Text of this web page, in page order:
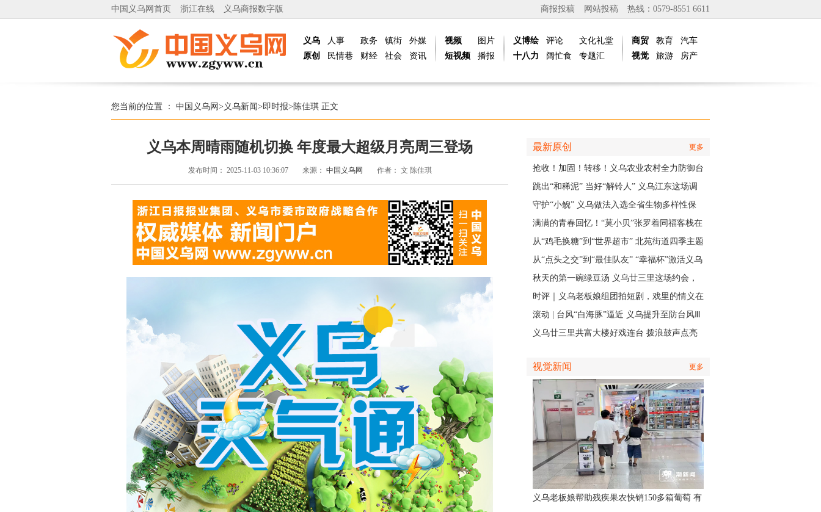
中国义乌网首页 浙江在线 义乌商报数字版 热线：0579-8551 6611
网站投稿
商报投稿
义乌
原创
人事
民情巷
政务
财经
镇街
社会
外媒
资讯
视频
短视频
图片
播报
义博绘
十八力
评论
阔忙食
文化礼堂
专题汇
商贸
视觉
教育
旅游
汽车
房产
您当前的位置 ： 中国义乌网 > 义乌新闻>即时报> 陈佳琪 正文
义乌本周晴雨随机切换 年度最大超级月亮周三登场
发布时间： 2025-11-03 10:36:07 来源： 中国义乌网 作者： 文 陈佳琪
最新原创 更多
抢收！加固！转移！义乌农业农村全力防御台
风“白海豚”
跳出“和稀泥” 当好“解铃人” 义乌江东这场调
解实训为妇联主席们赋能
守护“小鲵” 义乌做法入选全省生物多样性保
护实践成果
满满的青春回忆！“莫小贝”张罗着同福客栈在
义乌再“开张”
从“鸡毛换糖”到“世界超市” 北苑街道四季主题
展再现义乌印记
从“点头之交”到“最佳队友” “幸福杯”激活义乌
稠江邻里情
秋天的第一碗绿豆汤 义乌廿三里这场约会，
主角是快递小哥
时评｜义乌老板娘组团拍短剧，戏里的情义在
现实中有了回响
滚动 | 台风“白海豚”逼近 义乌提升至防台风Ⅲ
级应急响应
义乌廿三里共富大楼好戏连台 拨浪鼓声点亮
视觉新闻 更多
义乌老板娘帮助残疾果农快销150多箱葡萄 有